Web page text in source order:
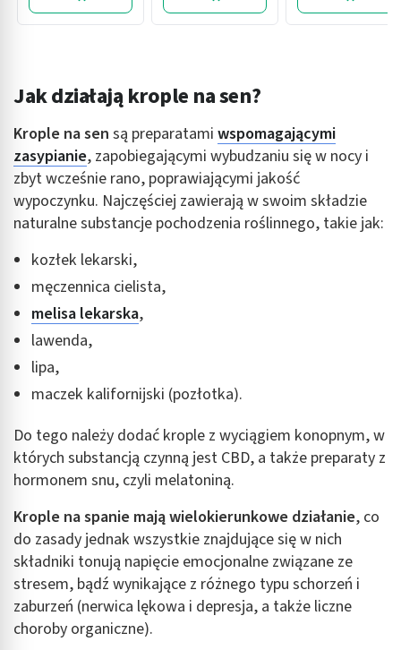
Jak działają krople na sen?
Krople na sen są preparatami wspomagającymi
zasypianie, zapobiegającymi wybudzaniu się w nocy i
zbyt wcześnie rano, poprawiającymi jakość
wypoczynku. Najczęściej zawierają w swoim składzie
naturalne substancje pochodzenia roślinnego, takie jak:
kozłek lekarski,
męczennica cielista,
melisa lekarska,
lawenda,
lipa,
maczek kalifornijski (pozłotka).
Do tego należy dodać krople z wyciągiem konopnym, w
których substancją czynną jest CBD, a także preparaty z
hormonem snu, czyli melatoniną.
Krople na spanie mają wielokierunkowe działanie, co
do zasady jednak wszystkie znajdujące się w nich
składniki tonują napięcie emocjonalne związane ze
stresem, bądź wynikające z różnego typu schorzeń i
zaburzeń (nerwica lękowa i depresja, a także liczne
choroby organiczne).